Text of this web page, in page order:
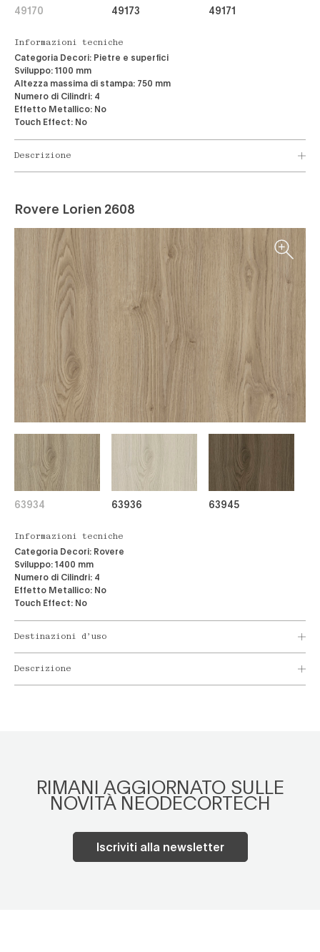
49170 49173 49171
Informazioni tecniche
Categoria Decori: Pietre e superfici
Sviluppo:1100 mm
Altezza massima di stampa: 750 mm
Numero di Cilindri: 4
Effetto Metallico: No
Touch Effect: No
Descrizione
Rovere Lorien 2608
63934 63936 63945
Informazioni tecniche
Categoria Decori: Rovere
Sviluppo:1400 mm
Numero di Cilindri: 4
Effetto Metallico: No
Touch Effect: No
Destinazioni d’uso
Descrizione
RIMANI AGGIORNATO SULLE
NOVITÀ NEODECORTECH
Iscriviti alla newsletter